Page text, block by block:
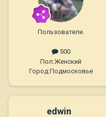
Пользователи.
500
Пол:Женский
Город:Подмосковье
edwin